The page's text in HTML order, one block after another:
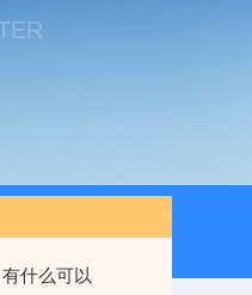
什么可以
信号发生器 APS-